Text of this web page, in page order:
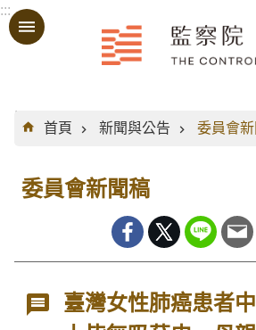
跳到主要內容區塊
:::
:::
首頁
新聞與公告 委員會
委員會新聞稿
臺灣女性肺癌患者